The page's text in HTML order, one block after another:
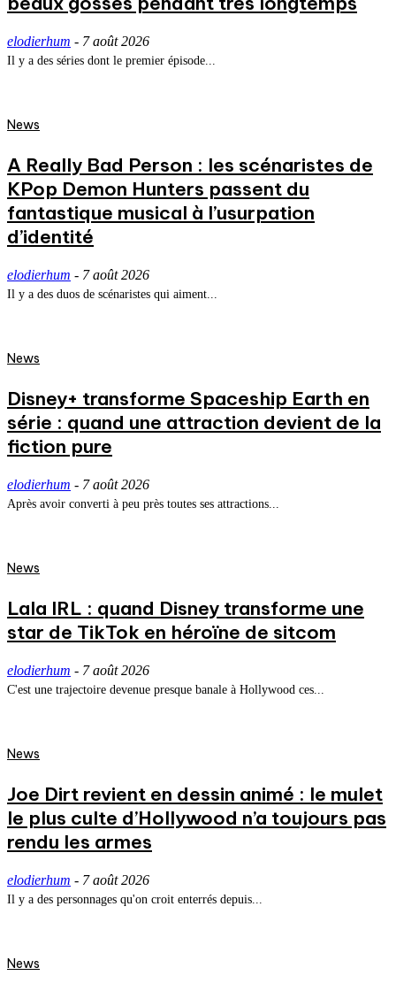
elodierhum - 7 août 2026
Il y a des séries dont le premier épisode...
News
A Really Bad Person : les scénaristes de
KPop Demon Hunters passent du
fantastique musical à l’usurpation
d’identité
elodierhum - 7 août 2026
Il y a des duos de scénaristes qui aiment...
News
Disney+ transforme Spaceship Earth en
série : quand une attraction devient de la
fiction pure
elodierhum - 7 août 2026
Après avoir converti à peu près toutes ses attractions...
News
Lala IRL : quand Disney transforme une
star de TikTok en héroïne de sitcom
elodierhum - 7 août 2026
C'est une trajectoire devenue presque banale à Hollywood ces...
News
Joe Dirt revient en dessin animé : le mulet
le plus culte d’Hollywood n’a toujours pas
rendu les armes
elodierhum - 7 août 2026
Il y a des personnages qu'on croit enterrés depuis...
News